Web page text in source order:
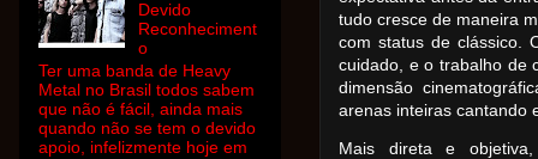
tudo cresce de maneira
com status de clássico.
cuidado, e o trabalho de
dimensão
arenas inteiras cantando
Mais direta e
Devido
Reconheciment
o
Ter uma banda de Heavy
Metal no Brasil todos sabem
que não é fácil, ainda mais
quando não se tem o devido
apoio, infelizmente hoje em